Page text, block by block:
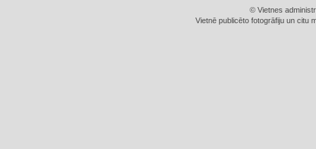
© Vietnes
Vietnē publicēto fotogrāfiju un citu